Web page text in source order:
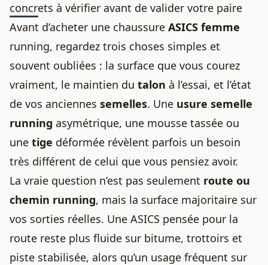
concrets à vérifier avant de valider votre paire
Avant d’acheter une chaussure ASICS femme
running, regardez trois choses simples et
souvent oubliées : la surface que vous courez
vraiment, le maintien du talon à l’essai, et l’état
de vos anciennes semelles. Une usure semelle
running asymétrique, une mousse tassée ou
une tige déformée révèlent parfois un besoin
très différent de celui que vous pensiez avoir.
La vraie question n’est pas seulement route ou
chemin running, mais la surface majoritaire sur
vos sorties réelles. Une ASICS pensée pour la
route reste plus fluide sur bitume, trottoirs et
piste stabilisée, alors qu’un usage fréquent sur